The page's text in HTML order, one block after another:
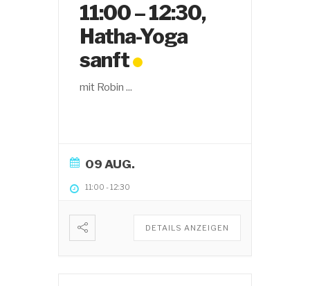
11:00 – 12:30,
Hatha-Yoga
sanft
mit Robin ...
09 AUG.
11:00 -12:30
DETAILS ANZEIGEN